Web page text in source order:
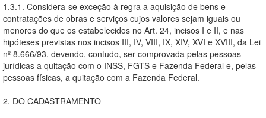
1.3.1. Considera-se exceção à regra a aquisição de bens e
contratações de obras e serviços cujos valores sejam iguais ou
menores do que os estabelecidos no Art. 24, incisos I e II, e nas
hipóteses previstas nos incisos III, IV, VIII, IX, XIV, XVI e XVIII, da Lei
nº 8.666/93, devendo, contudo, ser comprovada pelas pessoas
jurídicas a quitação com o INSS, FGTS e Fazenda Federal e, pelas
pessoas físicas, a quitação com a Fazenda Federal.
2. DO CADASTRAMENTO